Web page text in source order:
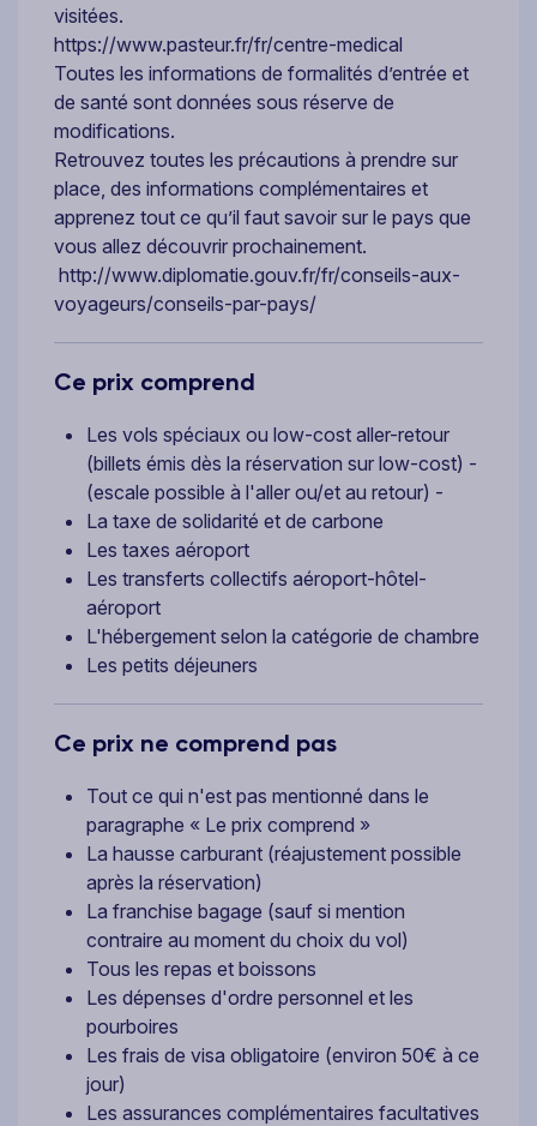
visitées.
https://www.pasteur.fr/fr/centre-medical
Toutes les informations de formalités d’entrée et
de santé sont données sous réserve de
modifications.
Retrouvez toutes les précautions à prendre sur
place, des informations complémentaires et
apprenez tout ce qu’il faut savoir sur le pays que
vous allez découvrir prochainement.
http://www.diplomatie.gouv.fr/fr/conseils-aux-
voyageurs/conseils-par-pays/
Ce prix comprend
Les vols spéciaux ou low-cost aller-retour
(billets émis dès la réservation sur low-cost) -
(escale possible à l'aller ou/et au retour) -
La taxe de solidarité et de carbone
Les taxes aéroport
Les transferts collectifs aéroport-hôtel-
aéroport
L'hébergement selon la catégorie de chambre
Les petits déjeuners
Ce prix ne comprend pas
Tout ce qui n'est pas mentionné dans le
paragraphe « Le prix comprend »
La hausse carburant (réajustement possible
après la réservation)
La franchise bagage (sauf si mention
contraire au moment du choix du vol)
Tous les repas et boissons
Les dépenses d'ordre personnel et les
pourboires
Les frais de visa obligatoire (environ 50€ à ce
jour)
Les assurances complémentaires facultatives